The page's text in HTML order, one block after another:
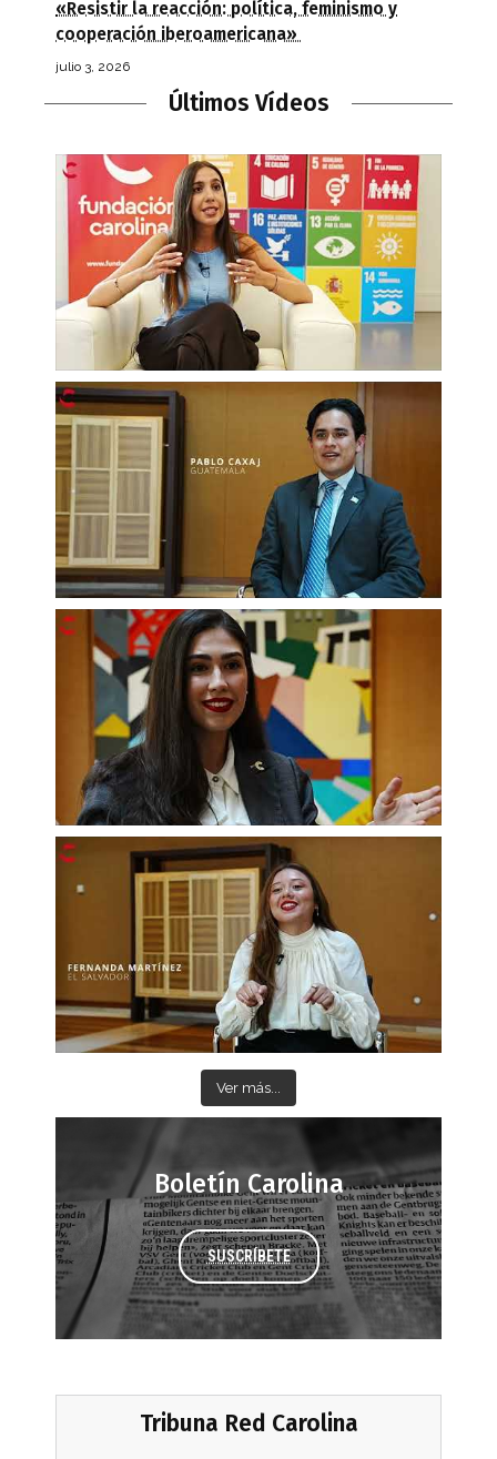
«Resistir la reacción: política, feminismo y
cooperación iberoamericana»
julio 3, 2026
Últimos Vídeos
Ver más...
Boletín Carolina
SUSCRÍBETE
Tribuna Red Carolina